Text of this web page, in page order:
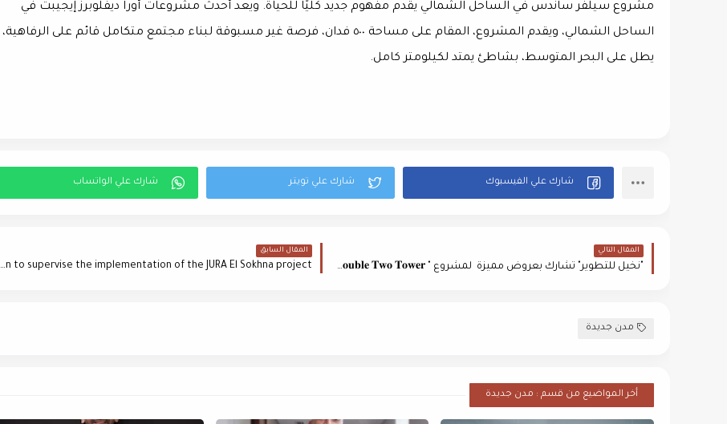
مشروع سيلفر ساندس في الساحل الشمالي يقدم مفهوم جديد كليًا للحياة. ويعد أحدث مشروعات أورا ديفلوبرز إيجيبت في
الساحل الشمالي، ويقدم المشروع، المقام على مساحة ٥٠٠ فدان، فرصة غير مسبوقة لبناء مجتمع متكامل قائم على الرفاهية،
يطل على البحر المتوسط، بشاطئ يمتد لكيلومتر كامل.
المقال التالي
"نخيل للتطوير" تشارك بعروض مميزة لمشروع " 𝐃𝐨𝐮𝐛𝐥𝐞 𝐓𝐰𝐨 𝐓𝐨𝐰𝐞𝐫" خلال "𝐓𝐡𝐞 𝐈𝐧𝐯𝐞𝐬𝐭𝐨𝐫 𝐄𝐱𝐩𝐨"بالرياض
المقال السابق
New Jersey Real Estate Development contracts with Arkan to supervise the implementation of the JURA El Sokhna project
مدن جديدة
أخر المواضيع من قسم : مدن جديدة